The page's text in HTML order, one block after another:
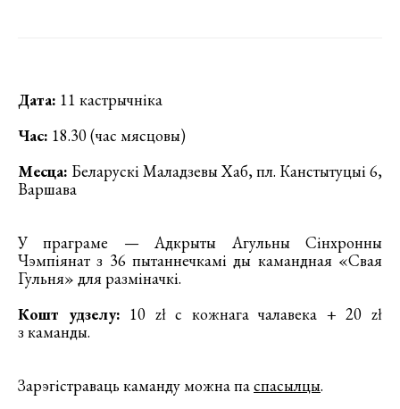
Дата: 11 кастрычніка
Час: 18.30 (час мясцовы)
Месца: Беларускі Маладзевы Хаб, пл. Канстытуцыі 6,
Варшава
У праграме — Адкрыты Агульны Сінхронны
Чэмпіянат з 36 пытаннечкамі ды камандная «Свая
Гульня» для разміначкі.
Кошт удзелу: 10 zł c кожнага чалавека + 20 zł
з каманды.
Зарэгістраваць каманду можна паспасылцы.